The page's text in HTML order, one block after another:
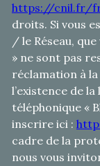
https://cnil.fr/
droits. Si vous
/ le Réseau,
» ne sont pas
réclamation à
l’existence de
téléphonique «
inscrire ici :
cadre de la
nous vous